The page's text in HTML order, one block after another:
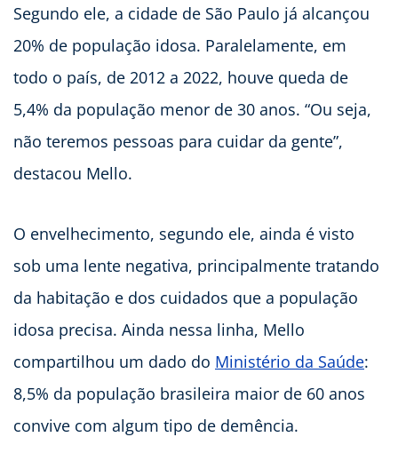
Segundo ele, a cidade de São Paulo já alcançou
20% de população idosa. Paralelamente, em
todo o país, de 2012 a 2022, houve queda de
5,4% da população menor de 30 anos. “Ou seja,
não teremos pessoas para cuidar da gente”,
destacou Mello.
O envelhecimento, segundo ele, ainda é visto
sob uma lente negativa, principalmente tratando
da habitação e dos cuidados que a população
idosa precisa. Ainda nessa linha, Mello
compartilhou um dado do Ministério da Saúde:
8,5% da população brasileira maior de 60 anos
convive com algum tipo de demência.